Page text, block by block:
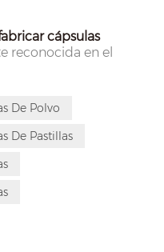
cápsulas
reconocida en el
precisión y
automática de
de 156.000
la
La NJP 2600D
n.° 000 a n.° 5, un
De Polvo
De Pastillas